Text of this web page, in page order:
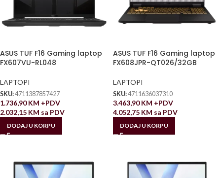
ASUS TUF F16 Gaming laptop
FX607VU-RL048
LAPTOPI
SKU:4711387857427
1.736,90KM +PDV
2.032,15 KM sa PDV
DODAJ U KORPU
ASUS TUF F16 Gaming laptop
FX608JPR-QT026/32GB
LAPTOPI
SKU:4711636037310
3.463,90KM +PDV
4.052,75 KM sa PDV
DODAJ U KORPU